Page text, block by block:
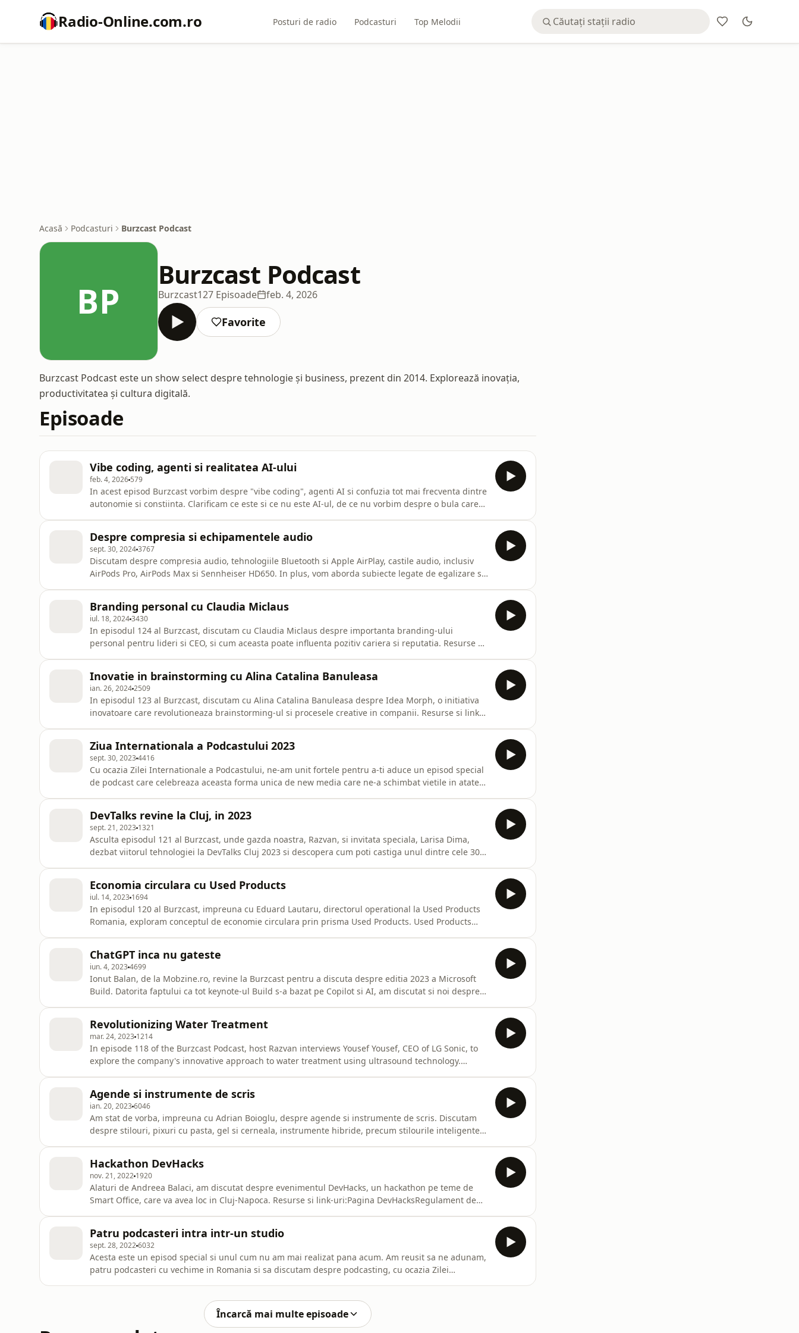
Radio-Online.com.ro Posturi de radio Podcasturi Top Melodii
Acasă Podcasturi Burzcast Podcast
BP
Burzcast Podcast
Burzcast127 Episoade feb. 4, 2026
Favorite
Burzcast Podcast este un show select despre tehnologie și business, prezent din 2014. Explorează inovația,
productivitatea și cultura digitală.
Episoade
Vibe coding, agenti si realitatea AI-ului
feb. 4, 2026 579
In acest episod Burzcast vorbim despre "vibe coding", agenti AI si confuzia tot mai frecventa dintre
autonomie si constiinta. Clarificam ce este si ce nu este AI-ul, de ce nu vorbim despre o bula care
Despre compresia si echipamentele audio
sept. 30, 20243767
Discutam despre compresia audio, tehnologiile Bluetooth si Apple AirPlay, castile audio, inclusiv
AirPods Pro, AirPods Max si Sennheiser HD650. In plus, vom aborda subiecte legate de egalizare si
Branding personal cu Claudia Miclaus
iul. 18, 20243430
In episodul 124 al Burzcast, discutam cu Claudia Miclaus despre importanta branding-ului
personal pentru lideri si CEO, si cum aceasta poate influenta pozitiv cariera si reputatia. Resurse si
Instagram
Inovatie in brainstorming cu Alina Catalina Banuleasa
ian. 26, 20242509
In episodul 123 al Burzcast, discutam cu Alina Catalina Banuleasa despre Idea Morph, o initiativa
inovatoare care revolutioneaza brainstorming-ul si procesele creative in companii. Resurse si link-
Ziua Internationala a Podcastului 2023
sept. 30, 20234416
Cu ocazia Zilei Internationale a Podcastului, ne-am unit fortele pentru a-ti aduce un episod special
de podcast care celebreaza aceasta forma unica de new media care ne-a schimbat vietile in atatea
podcastin
DevTalks revine la Cluj, in 2023
sept. 21, 2023 1321
Asculta episodul 121 al Burzcast, unde gazda noastra, Razvan, si invitata speciala, Larisa Dima,
dezbat viitorul tehnologiei la DevTalks Cluj 2023 si descopera cum poti castiga unul dintre cele 30
Economia circulara cu Used Products
iul. 14, 2023 1694
In episodul 120 al Burzcast, impreuna cu Eduard Lautaru, directorul operational la Used Products
Romania, exploram conceptul de economie circulara prin prisma Used Products. Used Products
ChatGPT inca nu gateste
iun. 4, 20234699
Ionut Balan, de la Mobzine.ro, revine la Burzcast pentru a discuta despre editia 2023 a Microsoft
Build. Datorita faptului ca tot keynote-ul Build s-a bazat pe Copilot si AI, am discutat si noi despre
Revolutionizing Water Treatment
mar. 24, 2023 1214
In episode 118 of the Burzcast Podcast, host Razvan interviews Yousef Yousef, CEO of LG Sonic, to
explore the company's innovative approach to water treatment using ultrasound technology.
Agende si instrumente de scris
ian. 20, 20236046
Am stat de vorba, impreuna cu Adrian Boioglu, despre agende si instrumente de scris. Discutam
despre stilouri, pixuri cu pasta, gel si cerneala, instrumente hibride, precum stilourile inteligente
Hackathon DevHacks
nov. 21, 2022 1920
Alaturi de Andreea Balaci, am discutat despre evenimentul DevHacks, un hackathon pe teme de
Smart Office, care va avea loc in Cluj-Napoca. Resurse si link-uri:Pagina DevHacksRegulament de
Patru podcasteri intra intr-un studio
sept. 28, 20226032
Acesta este un episod special si unul cum nu am mai realizat pana acum. Am reusit sa ne adunam,
patru podcasteri cu vechime in Romania si sa discutam despre podcasting, cu ocazia Zilei
CityPodcastPodcast-ul micON, cu
Încarcă mai multe episoade